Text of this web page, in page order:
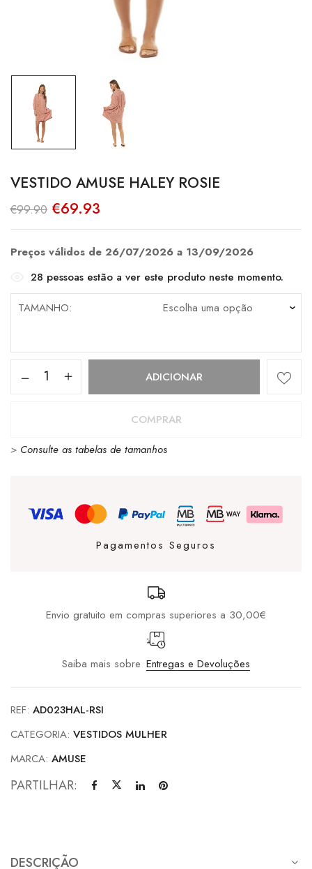
VESTIDO AMUSE HALEY ROSIE
€99.90 O
preço
original
€99.90.
€69.93
atual
€69.93.
Preços válidos de 26/07/2026 a 13/09/2026
28 pessoas estão a ver este produto neste momento.
TAMANHO
Quantidade
Haley
ADICIONAR
COMPRAR
> Consulte as tabelas de tamanhos
Pagamentos Seguros
Envio gratuito em compras superiores a 30,00€
Saiba mais sobre Entregas e Devoluções
REF: AD023HAL-RSI
CATEGORIA: VESTIDOS MULHER
MARCA: AMUSE
PARTILHAR:
DESCRIÇÃO